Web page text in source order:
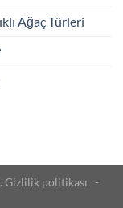
Ağaç Türleri
. Gizlilik politikası -